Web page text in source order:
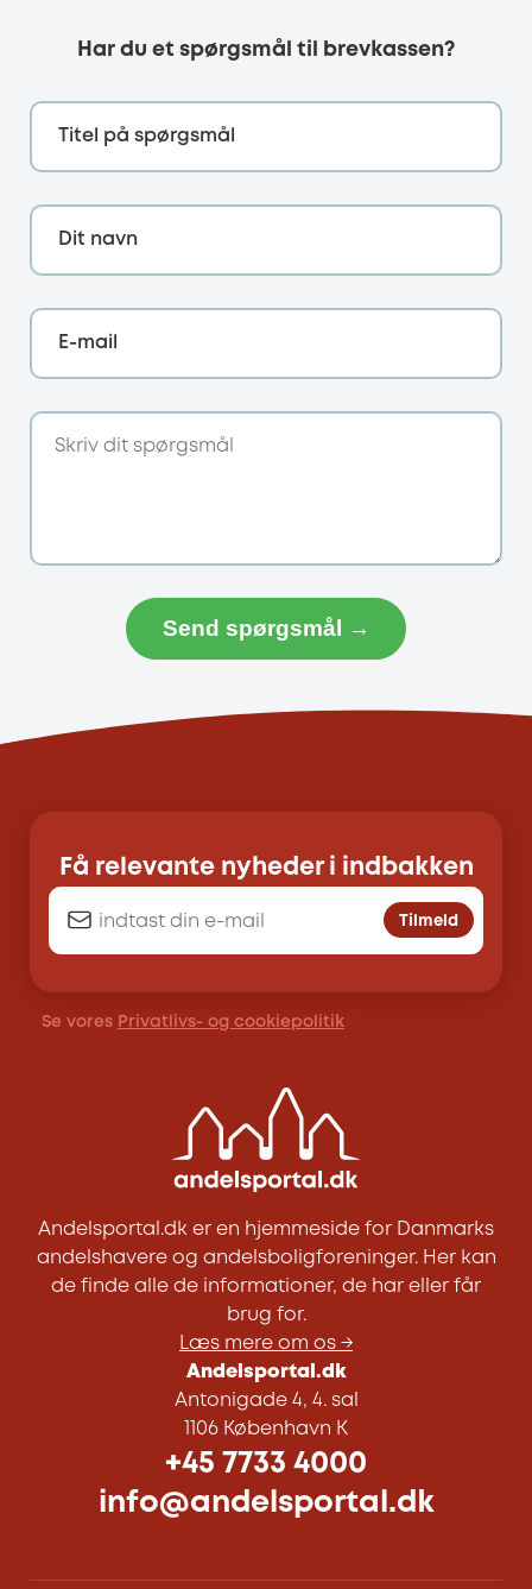
Har du et spørgsmål til brevkassen?
Titel på spørgsmål
Dit navn
E-mail
Send spørgsmål →
Få relevante nyheder i indbakken
Tilmeld
Se vores Privatlivs- og cookiepolitik
Andelsportal.dk er en hjemmeside for Danmarks
andelshavere og andelsboligforeninger. Her kan
de finde alle de informationer, de har eller får
brug for.
Læs mere om os →
Andelsportal.dk
Antonigade 4, 4. sal
1106 København K
+45 7733 4000
info@andelsportal.dk